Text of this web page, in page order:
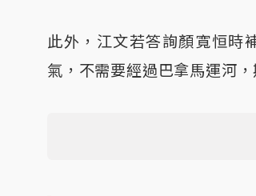
此外，江文若答詢顏寬恒時
氣，不需要經過巴拿馬運河，